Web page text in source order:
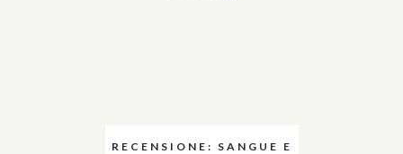
RECENSIONE: SANGUE E